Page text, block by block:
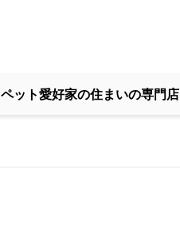
ペット愛好家の住まいの専門店